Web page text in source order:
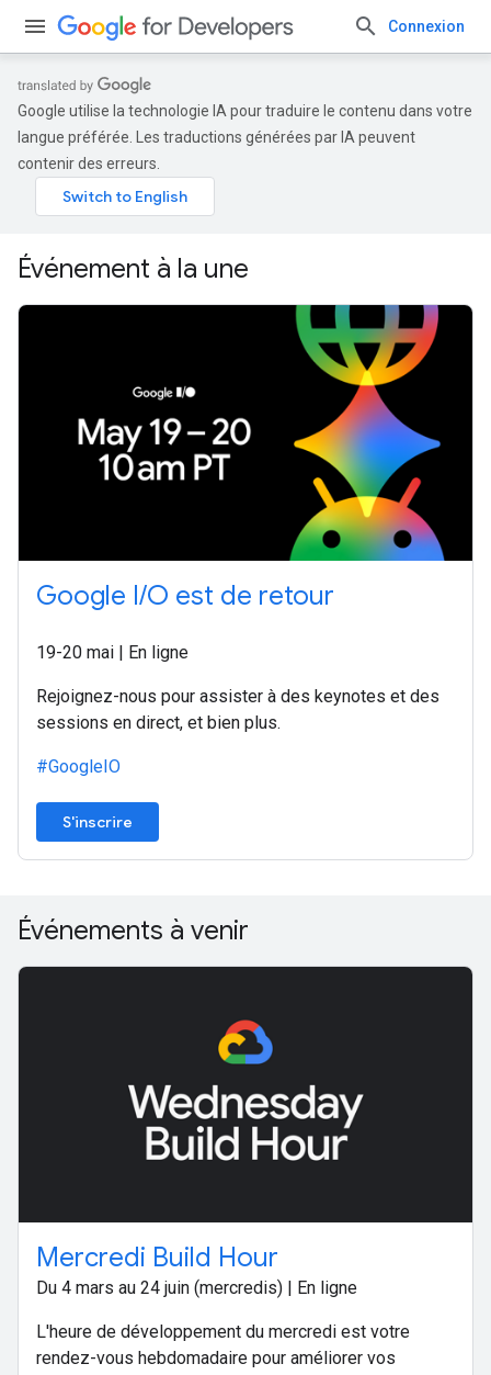
Connexion
Google utilise la technologie IA pour traduire le contenu dans votre
langue préférée. Les traductions générées par IA peuvent
contenir des erreurs.
Événement à la une
Google I/O est de retour
19-20 mai | En ligne
Rejoignez-nous pour assister à des keynotes et des
sessions en direct, et bien plus.
#GoogleIO
S'inscrire
Événements à venir
Mercredi Build Hour
Du 4 mars au 24 juin (mercredis) | En ligne
L'heure de développement du mercredi est votre
rendez-vous hebdomadaire pour améliorer vos